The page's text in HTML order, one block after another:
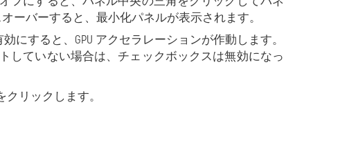
ーバーすると、最小化パネルが表示されます。
にすると、GPU アクセラレーションが作動します。
していない場合は、チェックボックスは無効になっ
リックします。